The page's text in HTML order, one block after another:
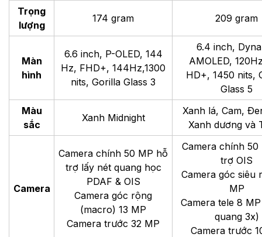
Trọng
lượng
174 gram 209 gram
Màn
hình
6.6 inch, P-OLED, 144
Hz, FHD+, 144Hz,1300
nits, Gorilla Glass 3
6.4 inch,
AMOLED,
HD+, 1450 nits,
Glass 5
Màu
sắc
Xanh Midnight
Xanh lá, Cam,
Xanh dương và
Camera
Camera chính 50 MP hỗ
trợ lấy nét quang học
PDAF & OIS
Camera góc rộng
(macro) 13 MP
Camera trước 32 MP
Camera chính 50
trợ OIS
Camera góc siêu
MP
Camera tele 8
quang 3x)
Camera trước